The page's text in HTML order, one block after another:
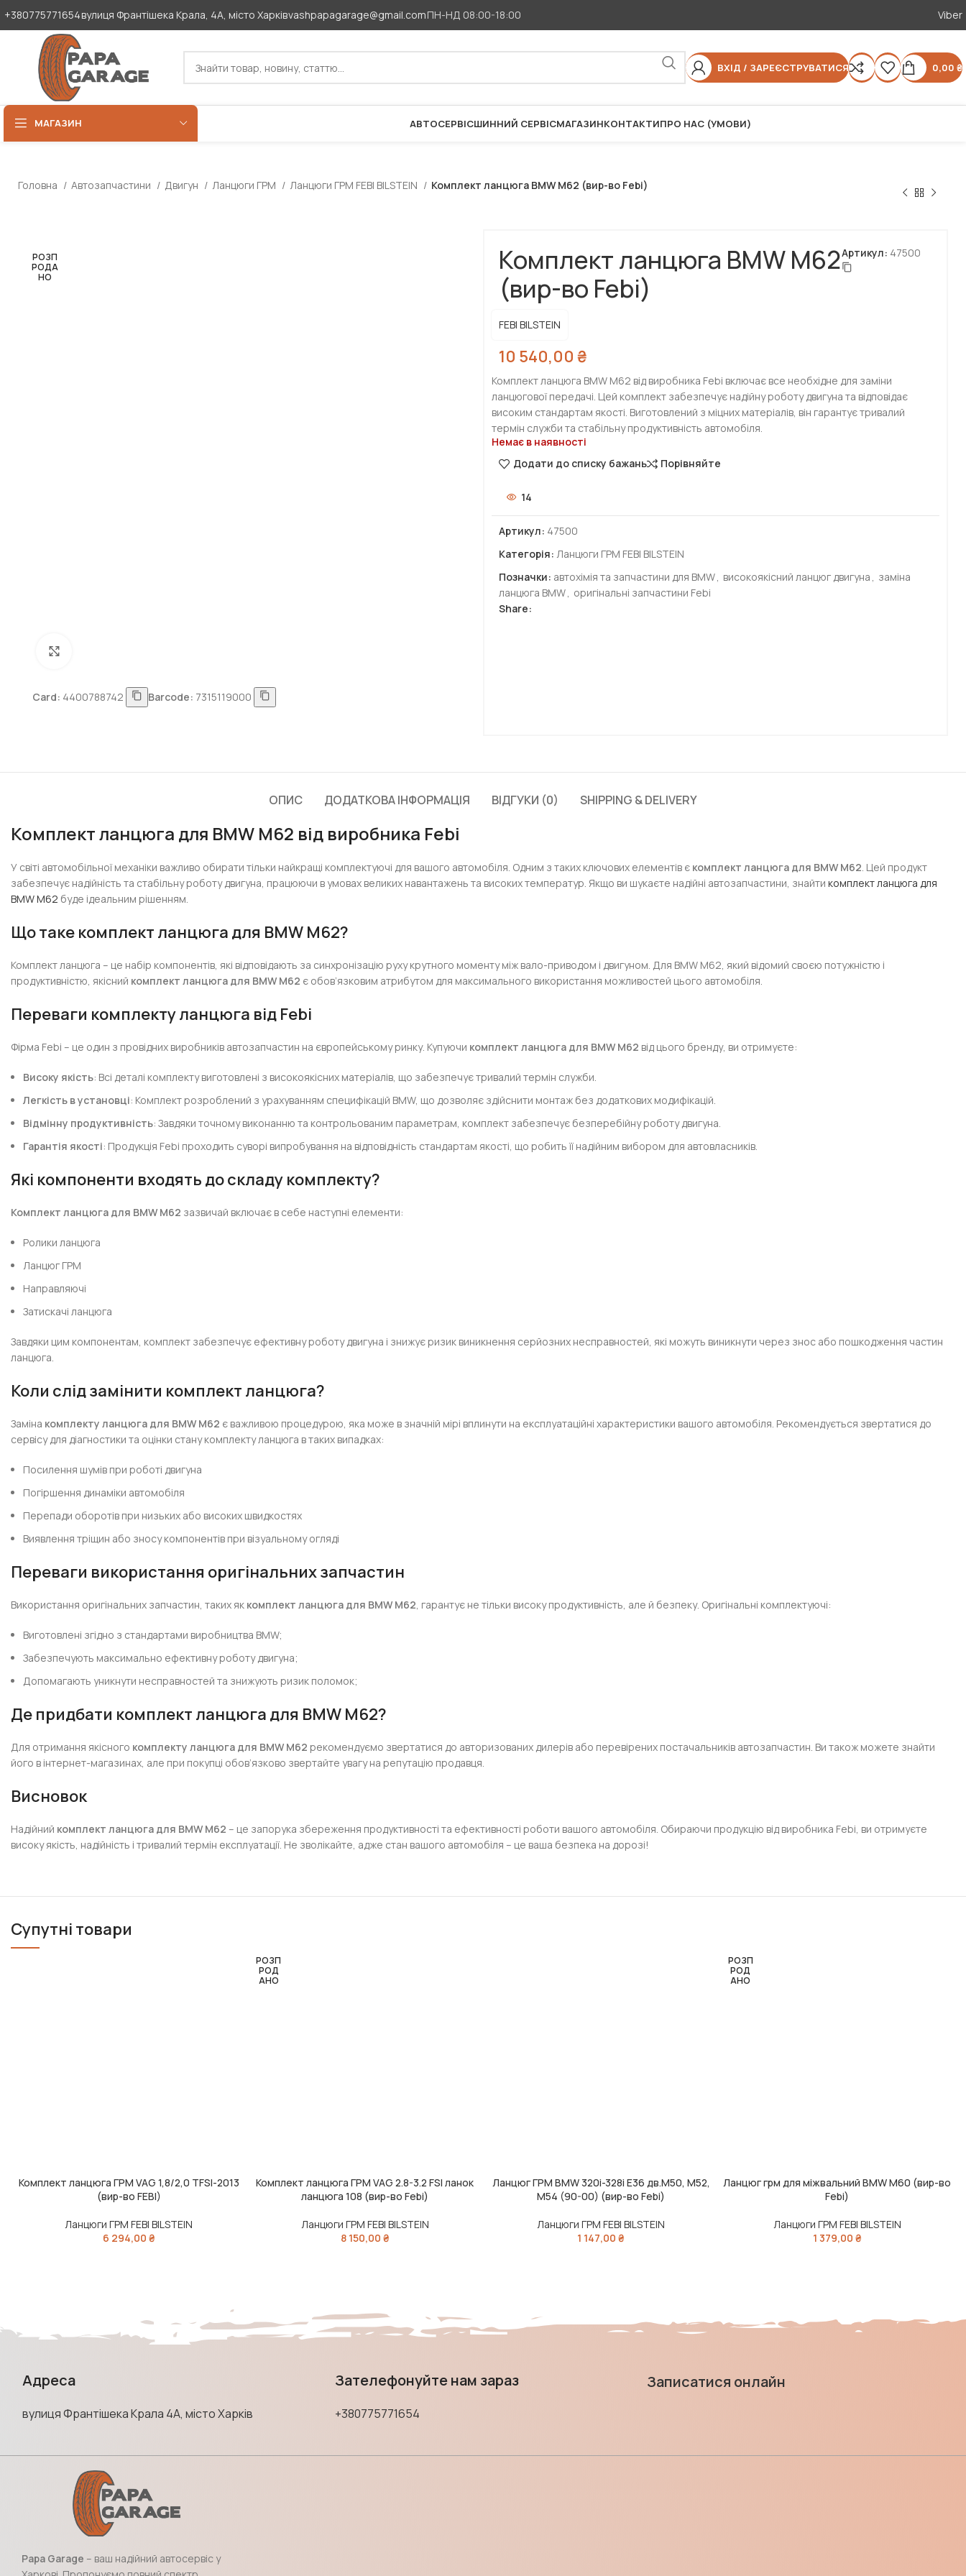
+380775771654вулиця Франтішека Крала, 4А, місто Харківvashpapagarage@gmail.comПН-НД 08:00-18:00 Viber
ВХІД / ЗАРЕЄСТРУВАТИСЯ 0,00 ₴
МАГАЗИН АВТОСЕРВІСШИННИЙ СЕРВІСМАГАЗИНКОНТАКТИПРО НАС (УМОВИ)
Головна Автозапчастини Двигун Ланцюги ГРМ Ланцюги ГРМ FEBI BILSTEIN Комплект ланцюга BMW M62 (вир-во Febi)
РОЗП
РОДА
НО
Card: 4400788742 Barcode: 7315119000
Комплект ланцюга BMW M62
(вир-во Febi)
Артикул: 47500
FEBI BILSTEIN
10 540,00 ₴
Комплект ланцюга BMW M62 від виробника Febi включає все необхідне для заміни
ланцюгової передачі. Цей комплект забезпечує надійну роботу двигуна та відповідає
високим стандартам якості. Виготовлений з міцних матеріалів, він гарантує тривалий
термін служби та стабільну продуктивність автомобіля.
Немає в наявності
Додати до списку бажань
Порівняйте
14
Артикул: 47500
Категорія: Ланцюги ГРМ FEBI BILSTEIN
Позначки: автохімія та запчастини для BMW, високоякісний ланцюг двигуна , заміна
ланцюга BMW, оригінальні запчастини Febi
Share:
ОПИС ДОДАТКОВА ІНФОРМАЦІЯ ВІДГУКИ (0) SHIPPING & DELIVERY
Комплект ланцюга для BMW M62 від виробника Febi
У світі автомобільної механіки важливо обирати тільки найкращі комплектуючі для вашого автомобіля. Одним з таких ключових елементів є комплект ланцюга для BMW M62. Цей продукт
забезпечує надійність та стабільну роботу двигуна, працюючи в умовах великих навантажень та високих температур. Якщо ви шукаєте надійні автозапчастини, знайтикомплект ланцюга для
BMW M62 буде ідеальним рішенням.
Що таке комплект ланцюга для BMW M62?
Комплект ланцюга – це набір компонентів, які відповідають за синхронізацію руху крутного моменту між вало-приводом і двигуном. Для BMW M62, який відомий своєю потужністю і
продуктивністю, якісний комплект ланцюга для BMW M62 є обов’язковим атрибутом для максимального використання можливостей цього автомобіля.
Переваги комплекту ланцюга від Febi
Фірма Febi – це один з провідних виробників автозапчастин на європейському ринку. Купуючи комплект ланцюга для BMW M62 від цього бренду, ви отримуєте:
Високу якість: Всі деталі комплекту виготовлені з високоякісних матеріалів, що забезпечує тривалий термін служби.
Легкість в установці: Комплект розроблений з урахуванням специфікацій BMW, що дозволяє здійснити монтаж без додаткових модифікацій.
Відмінну продуктивність: Завдяки точному виконанню та контрольованим параметрам, комплект забезпечує безперебійну роботу двигуна.
Гарантія якості: Продукція Febi проходить суворі випробування на відповідність стандартам якості, що робить її надійним вибором для автовласників.
Які компоненти входять до складу комплекту?
Комплект ланцюга для BMW M62 зазвичай включає в себе наступні елементи:
Ролики ланцюга
Ланцюг ГРМ
Направляючі
Затискачі ланцюга
Завдяки цим компонентам, комплект забезпечує ефективну роботу двигуна і знижує ризик виникнення серйозних несправностей, які можуть виникнути через знос або пошкодження частин
ланцюга.
Коли слід замінити комплект ланцюга?
Заміна комплекту ланцюга для BMW M62 є важливою процедурою, яка може в значній мірі вплинути на експлуатаційні характеристики вашого автомобіля. Рекомендується звертатися до
сервісу для діагностики та оцінки стану комплекту ланцюга в таких випадках:
Посилення шумів при роботі двигуна
Погіршення динаміки автомобіля
Перепади оборотів при низьких або високих швидкостях
Виявлення тріщин або зносу компонентів при візуальному огляді
Переваги використання оригінальних запчастин
Використання оригінальних запчастин, таких як комплект ланцюга для BMW M62, гарантує не тільки високу продуктивність, але й безпеку. Оригінальні комплектуючі:
Виготовлені згідно з стандартами виробництва BMW;
Забезпечують максимально ефективну роботу двигуна;
Допомагають уникнути несправностей та знижують ризик поломок;
Де придбати комплект ланцюга для BMW M62?
Для отримання якісного комплекту ланцюга для BMW M62 рекомендуємо звертатися до авторизованих дилерів або перевірених постачальників автозапчастин. Ви також можете знайти
його в інтернет-магазинах, але при покупці обов’язково звертайте увагу на репутацію продавця.
Висновок
Надійний комплект ланцюга для BMW M62 – це запорука збереження продуктивності та ефективності роботи вашого автомобіля. Обираючи продукцію від виробника Febi, ви отримуєте
високу якість, надійність і тривалий термін експлуатації. Не зволікайте, адже стан вашого автомобіля – це ваша безпека на дорозі!
Супутні товари
ДОДАТИ В КОШИК
Комплект ланцюга ГРМ VAG 1,8/2,0 TFSI-2013
(вир-во FEBI)
Ланцюги ГРМ FEBI BILSTEIN
6 294,00 ₴
РОЗП
РОД
АНО
ЧИТАТИ ДАЛІ
Комплект ланцюга ГРМ VAG 2.8-3.2 FSI ланок
ланцюга 108 (вир-во Febi)
Ланцюги ГРМ FEBI BILSTEIN
8 150,00 ₴
ДОДАТИ В КОШИК
Ланцюг ГРМ BMW 320i-328i E36 дв.M50, M52,
M54 (90-00) (вир-во Febi)
Ланцюги ГРМ FEBI BILSTEIN
1 147,00₴
РОЗП
РОД
АНО
ЧИТАТИ ДАЛІ
Ланцюг грм для міжвальний BMW M60 (вир-во
Febi)
Ланцюги ГРМ FEBI BILSTEIN
1 379,00 ₴
Адреса
вулиця Франтішека Крала 4А, місто Харків
Зателефонуйте нам зараз
+380775771654
Записатися онлайн
Papa Garage – ваш надійний автосервіс у